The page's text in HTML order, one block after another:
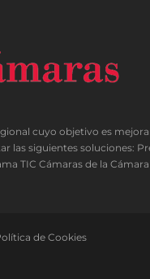
cuyo objetivo es
las siguientes soluciones:
TIC Cámaras de la
de Cookies